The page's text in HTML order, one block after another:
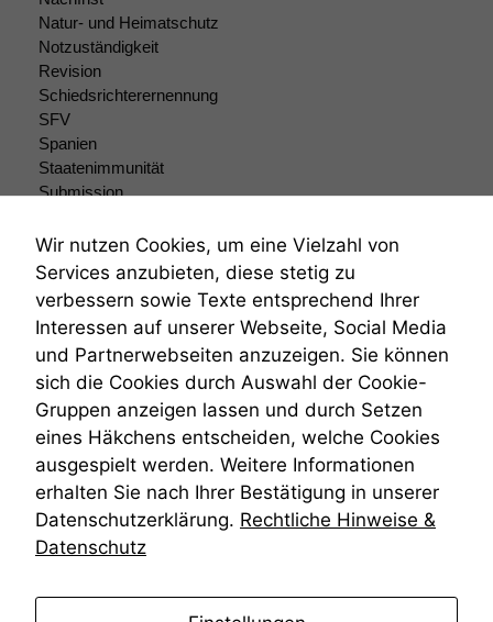
Natur- und Heimatschutz
Notzuständigkeit
Revision
Schiedsrichterernennung
SFV
Spanien
Staatenimmunität
Submission
Teilungsklage
Venezuela
VRK
Wiederherstellungsanordnung
Zivilprozessordnung
ZPO
Zustellfiktion
Zuständigkeit
Öffentliches Personalrecht
Öffentlichkeitsprinzip
Wir nutzen Cookies, um eine Vielzahl von
Services anzubieten, diese stetig zu
verbessern sowie Texte entsprechend Ihrer
Interessen auf unserer Webseite, Social Media
und Partnerwebseiten anzuzeigen. Sie können
sich die Cookies durch Auswahl der Cookie-
Gruppen anzeigen lassen und durch Setzen
eines Häkchens entscheiden, welche Cookies
ausgespielt werden. Weitere Informationen
erhalten Sie nach Ihrer Bestätigung in unserer
Datenschutzerklärung. Rechtliche Hinweise &
Datenschutz
deaktivieren,
Website nicht
zu 100%
funktionieren.
Marketing
Wir speichern
anonyme Daten ab,
um interne
marketingtechnische
Auswertungen
durchführen zu
können. Diese helfen
uns, unsere Website